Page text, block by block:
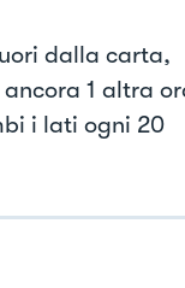
dalla carta,
1 altra
i lati ogni 20